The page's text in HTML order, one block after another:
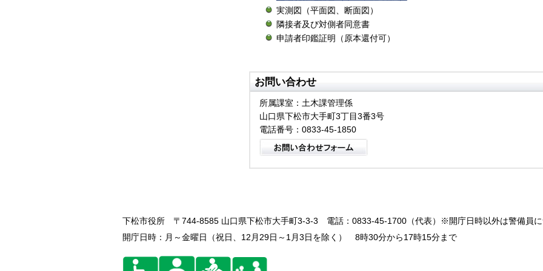
実測図（平面図、断面図）
隣接者及び対側者同意書
申請者印鑑証明（原本還付可）
お問い合わせ
所属課室：土木課管理係
山口県下松市大手町3丁目3番3号
電話番号：0833-45-1850
下松市役所 〒744-8585 山口県下松市大手町3-3-3
電話：0833-45-1700（代表）※開庁日時以外は警備員
開庁日時：月～金曜日（祝日、12月29日～1月3日を除く） 8時30分から17時15分まで